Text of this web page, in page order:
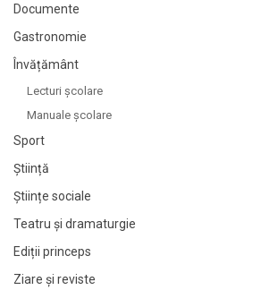
Documente
Gastronomie
Învățământ
Lecturi şcolare
Manuale şcolare
Sport
Știință
Științe sociale
Teatru și dramaturgie
Ediții princeps
Ziare şi reviste